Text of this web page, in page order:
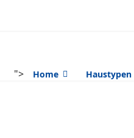
"> Home Haustypen